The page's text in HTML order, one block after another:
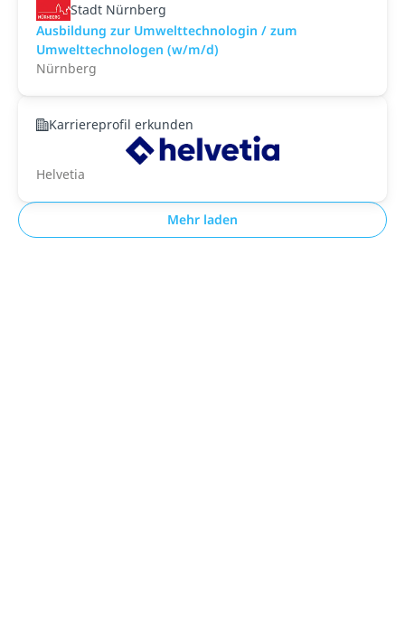
Stadt Nürnberg
Ausbildung zur Umwelttechnologin / zum
Umwelttechnologen (w/m/d)
Nürnberg
Karriereprofil erkunden
Helvetia
Mehr laden